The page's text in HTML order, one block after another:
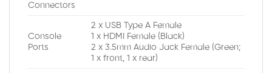
Connectors
Console
Ports
2 x USB Type A Female
1 x HDMI Female (Black)
2 x 3.5mm Audio Jack Female (Green;
1 x front, 1 x rear)